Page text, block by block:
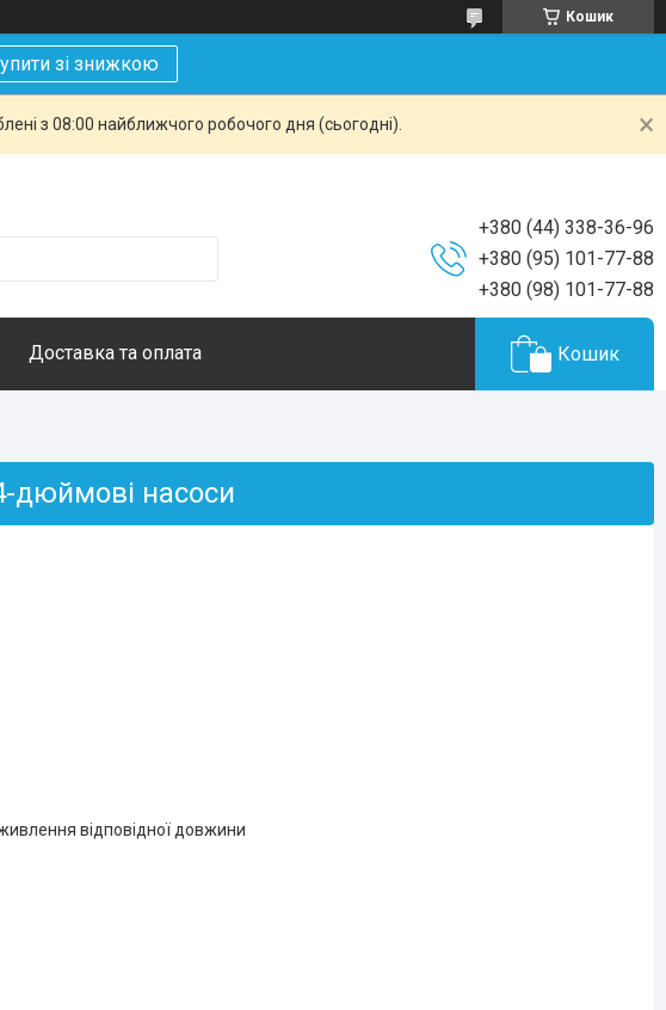
Кошик
зі знижкою
з 08:00 найближчого робочого дня (сьогодні).
+380 (44) 338-36-96
+380 (95) 101-77-88
+380 (98) 101-77-88
Доставка та оплата Кошик
дюймові насоси
відповідної довжини